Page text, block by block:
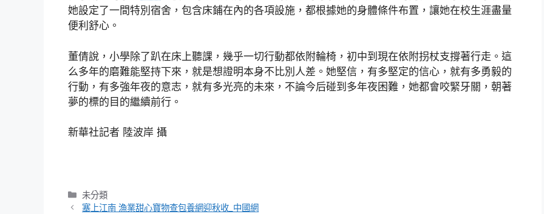
她設定了一間特別宿舍，包含床鋪在內的各項設施，都根據她的身體條件布置，讓她在校生涯盡量
便利舒心。
董倩說，小學除了趴在床上聽課，幾乎一切行動都依附輪椅，初中到現在依附拐杖支撐著行走。這
么多年的磨難能堅持下來，就是想證明本身不比別人差。她堅信，有多堅定的信心，就有多勇毅的
行動，有多強年夜的意志，就有多光亮的未來，不論今后碰到多年夜困難，她都會咬緊牙關，朝著
夢的標的目的繼續前行。
新華社記者 陸波岸 攝
分
類
未分類
塞上江南 漁業甜心寶物查包養網迎秋收_中國網